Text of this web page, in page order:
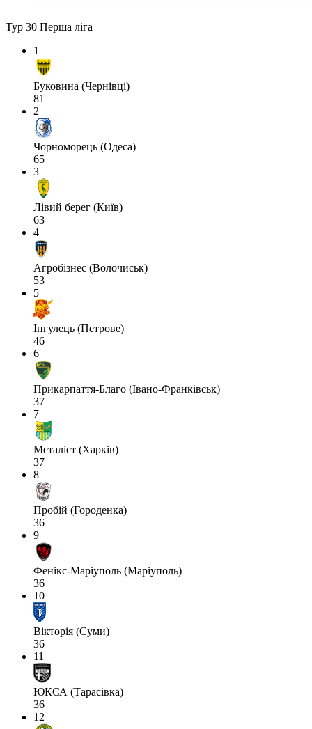
Тур 30 Перша ліга
1
Буковина (Чернівці)
81
2
Чорноморець (Одеса)
65
3
Лівий берег (Київ)
63
4
Агробізнес (Волочиськ)
53
5
Інгулець (Петрове)
46
6
Прикарпаття-Благо (Івано-Франківськ)
37
7
Металіст (Харків)
37
8
Пробій (Городенка)
36
9
Фенікс-Маріуполь (Маріуполь)
36
10
Вікторія (Суми)
36
11
ЮКСА (Тарасівка)
36
12